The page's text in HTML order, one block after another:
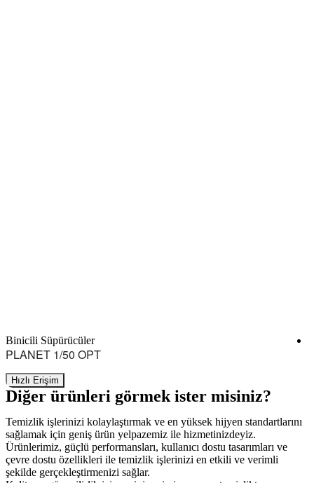
Binicili Süpürücüler
PLANET 1/50 OPT
Hızlı Erişim
Diğer ürünleri görmek ister misiniz?
Temizlik işlerinizi kolaylaştırmak ve en yüksek hijyen standartlarını
sağlamak için geniş ürün yelpazemiz ile hizmetinizdeyiz.
Ürünlerimiz, güçlü performansları, kullanıcı dostu tasarımları ve
çevre dostu özellikleri ile temizlik işlerinizi en etkili ve verimli
şekilde gerçekleştirmenizi sağlar.